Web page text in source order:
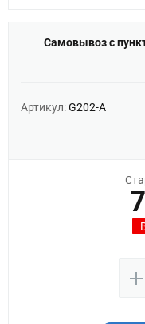
Самовывоз с
Артикул:G202-A